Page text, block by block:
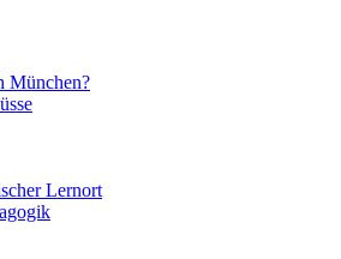
München?
Lernort